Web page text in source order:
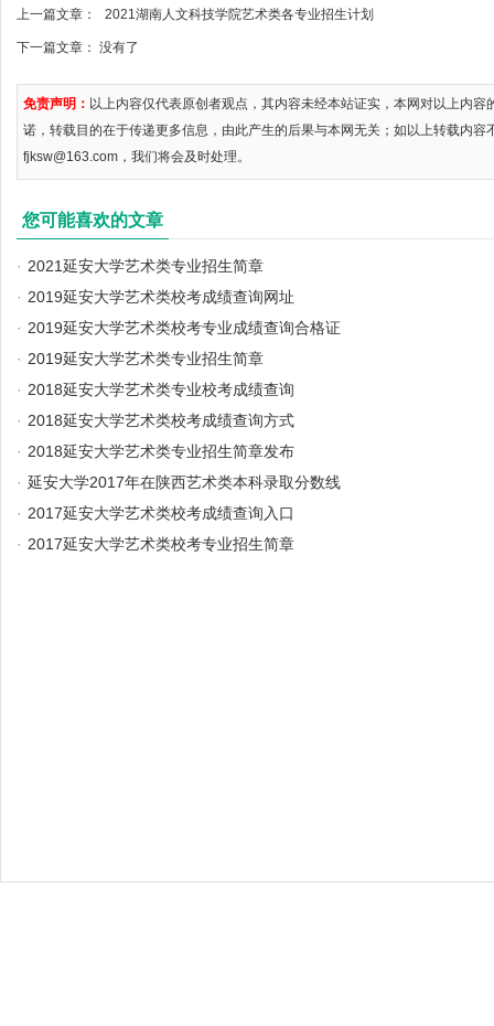
上一篇文章： 2021湖南人文科技学院艺术类各专业招生计划
下一篇文章： 没有了
免责声明： 以上内容仅代表原创者观点，其内容未经本站证实，本网对以上内
诺，转载目的在于传递更多信息，由此产生的后果与本网无关；如以上转载内容
fjksw@163.com，我们将会及时处理。
您可能喜欢的文章
· 2021延安大学艺术类专业招生简章
· 2019延安大学艺术类校考成绩查询网址
· 2019延安大学艺术类校考专业成绩查询合格证
· 2019延安大学艺术类专业招生简章
· 2018延安大学艺术类专业校考成绩查询
· 2018延安大学艺术类校考成绩查询方式
· 2018延安大学艺术类专业招生简章发布
· 延安大学2017年在陕西艺术类本科录取分数线
· 2017延安大学艺术类校考成绩查询入口
· 2017延安大学艺术类校考专业招生简章